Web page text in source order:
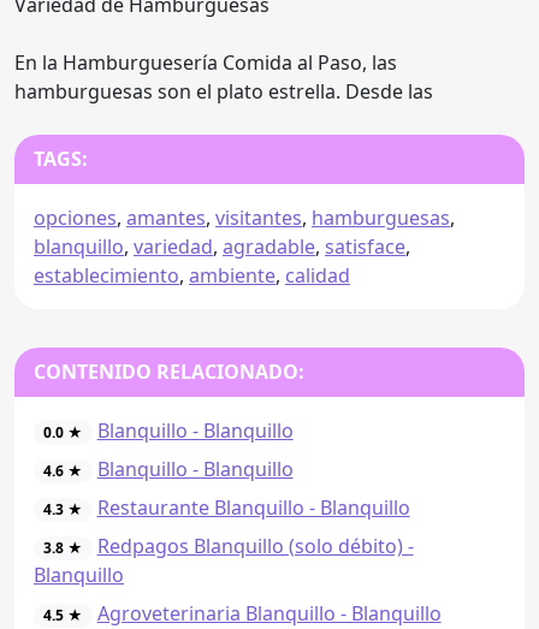
En la Hamburguesería Comida al Paso, las
hamburguesas son el plato estrella. Desde las
TAGS:
opciones, amantes, visitantes, hamburguesas,
blanquillo, variedad, agradable, satisface,
establecimiento, ambiente, calidad
CONTENIDO RELACIONADO:
0.0 ★ Blanquillo - Blanquillo
4.6 ★ Blanquillo - Blanquillo
4.3 ★ Restaurante Blanquillo - Blanquillo
3.8 ★
Redpagos Blanquillo (solo débito) -
Blanquillo
4.5 ★ Agroveterinaria Blanquillo - Blanquillo